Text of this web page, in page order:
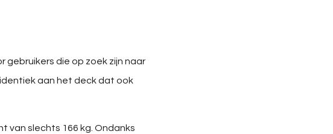
gebruikers die op zoek zijn naar
aan het deck dat ook
van slechts 166 kg. Ondanks